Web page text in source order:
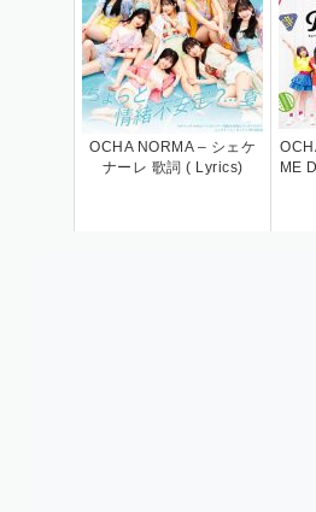
OCHA NORMA – シェケ
ナーレ 歌詞 ( Lyrics)
ME